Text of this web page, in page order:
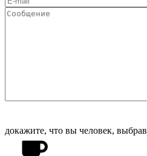
докажите, что вы человек, выбрав